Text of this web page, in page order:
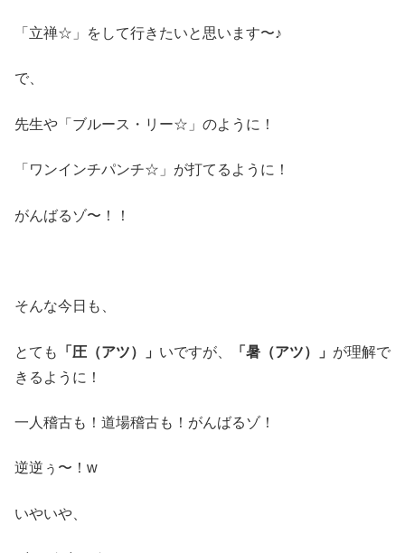
「立禅☆」をして行きたいと思います〜♪
で、
先生や「ブルース・リー☆」のように！
「ワンインチパンチ☆」が打てるように！
がんばるゾ〜！！
そんな今日も、
とても 「圧（アツ）」 いですが、 「暑（アツ）」 が理解で
きるように！
一人稽古も！道場稽古も！がんばるゾ！
逆逆ぅ〜！w
いやいや、